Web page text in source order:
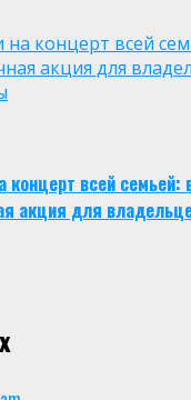
на концерт всей
акция для
концерт всей семьей:
акция для